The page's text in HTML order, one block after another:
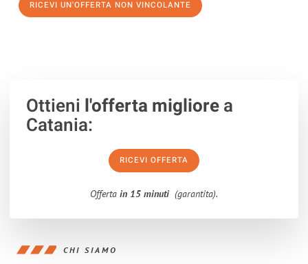
RICEVI UN'OFFERTA NON VINCOLANTE
Ottieni l'offerta migliorea
Catania:
RICEVI OFFERTA
Offerta in 15 minuti (garantita).
CHI SIAMO